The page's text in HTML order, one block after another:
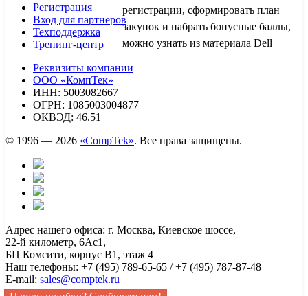
регистрации, сформировать план
закупок и набрать бонусные баллы,
можно узнать из материала Dell
Регистрация
Вход для партнеров
Техподдержка
Тренинг-центр
Реквизиты компании
ООО «КомпТек»
ИНН: 5003082667
ОГРН: 1085003004877
ОКВЭД: 46.51
© 1996 — 2026 «CompTek». Все права защищены.
Адрес нашего офиса: г. Москва, Киевское шоссе,
22-й километр, 6Ас1,
БЦ Комсити, корпус B1, этаж 4
Наш телефоны: +7 (495) 789-65-65 / +7 (495) 787-87-48
E-mail: sales@comptek.ru